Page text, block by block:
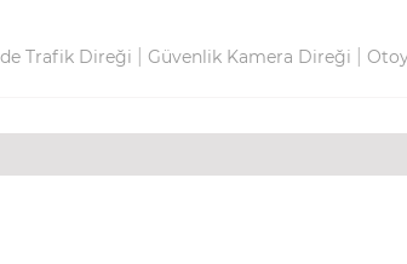
Trafik Direği Güvenlik Kamera Direği